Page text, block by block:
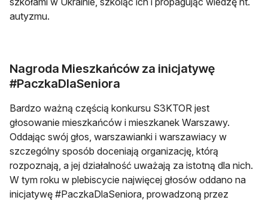
autyzmu.
Nagroda Mieszkańców za inicjatywę
#PaczkaDlaSeniora
Bardzo ważną częścią konkursu S3KTOR jest
głosowanie mieszkańców i mieszkanek Warszawy.
Oddając swój głos, warszawianki i warszawiacy w
szczególny sposób doceniają organizację, którą
rozpoznają, a jej działalność uważają za istotną dla nich.
W tym roku w plebiscycie najwięcej głosów oddano na
inicjatywę #PaczkaDlaSeniora, prowadzoną przez